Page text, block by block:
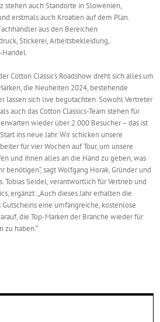
stehen auch Standorte in Slowenien,
erstmals auch Kroatien auf dem Plan.
aus den Bereichen
Stickerei, Arbeitsbekleidung,
Handel.
Cotton Classics Roadshow dreht sich alles um
die Neuheiten 2024, bestehende
lassen sich live begutachten. Sowohl Vertreter
auch das Cotton Classics-Team stehen für
erwarten wieder über 2.000 Besucher – das ist
ins neue Jahr. Wir schicken unsere
für vier Wochen auf Tour, um unsere
und ihnen alles an die Hand zu geben, was
benötigen“, sagt Wolfgang Horak, Gründer und
Tobias Seidel, verantwortlich für Vertrieb und
ergänzt: „Auch dieses Jahr erhalten die
eine umfangreiche, kostenlose
die Top-Marken der Branche wieder für
zu haben.“